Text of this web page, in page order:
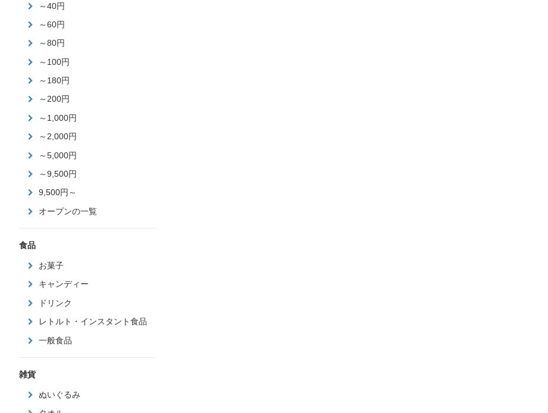
～40円
～60円
～80円
～100円
～180円
～200円
～1,000円
～2,000円
～5,000円
～9,500円
9,500円～
オープンの一覧
食品
お菓子
キャンディー
ドリンク
レトルト・インスタント食品
一般食品
雑貨
ぬいぐるみ